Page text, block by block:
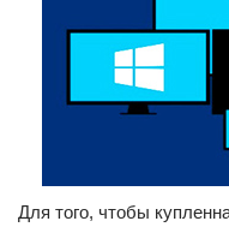
Для того, чтобы